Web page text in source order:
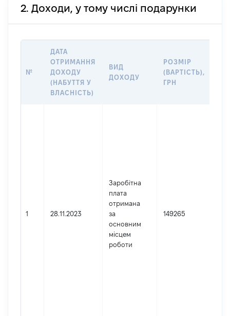
2. Доходи, у тому числі подарунки
№
ДАТА
ОТРИМАННЯ
ДОХОДУ
(НАБУТТЯ У
ВЛАСНІСТЬ)
ВИД
ДОХОДУ
РОЗМІР
(ВАРТІСТЬ),
ГРН
1 28.11.2023
Заробітна
плата
отримана
за
основним
місцем
роботи
149265